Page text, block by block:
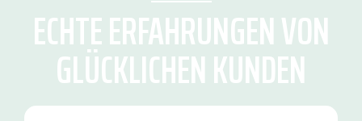
ECHTE ERFAHRUNGEN VON
GLÜCKLICHEN KUNDEN